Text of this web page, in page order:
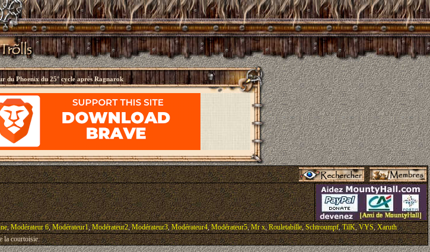
du Phoenix du 25° cycle après Ragnarok
,Modérateur 6,Modérateur1,Modérateur2,Modérateur3,Modérateur4,Modérateur5,Mr x,Rouletabille,Schtroumpf,TilK,VYS,Xaruth
la courtoisie.